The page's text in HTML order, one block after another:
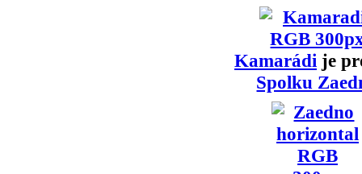
Kamarádi je
Spolku